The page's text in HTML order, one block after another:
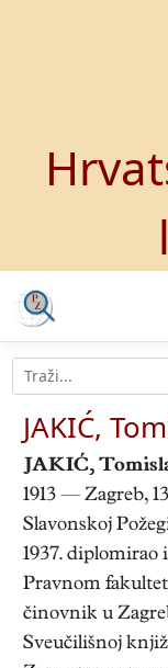
JAKIĆ,
JAKIĆ,
1913 — Zagreb,
Slavonskoj
1937. diplomirao
Pravnom
činovnik u
Sveučilišnoj